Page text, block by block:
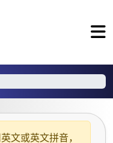
英文或英文拼音，